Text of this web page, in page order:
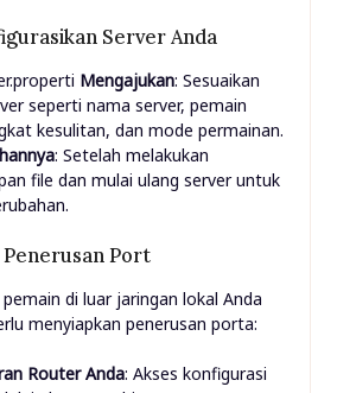
Server Anda
Mengajukan: Sesuaikan
seperti nama server, pemain
kesulitan, dan mode permainan.
: Setelah melakukan
file dan mulai ulang server untuk
Port
di luar jaringan lokal Anda
menyiapkan penerusan porta:
Router Anda: Akses konfigurasi